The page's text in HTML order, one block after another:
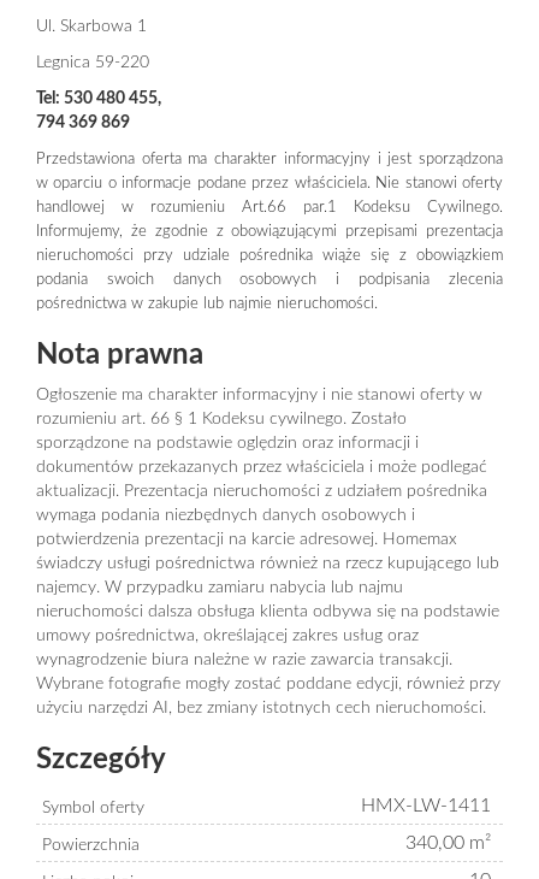
Ul. Skarbowa 1
Legnica 59-220
Tel: 530 480 455,
794 369 869
Przedstawiona oferta ma charakter informacyjny i jest sporządzona
w oparciu o informacje podane przez właściciela. Nie stanowi oferty
handlowej w rozumieniu Art.66 par.1 Kodeksu Cywilnego.
Informujemy, że zgodnie z obowiązującymi przepisami prezentacja
nieruchomości przy udziale pośrednika wiąże się z obowiązkiem
podania swoich danych osobowych i podpisania zlecenia
pośrednictwa w zakupie lub najmie nieruchomości.
Nota prawna
Ogłoszenie ma charakter informacyjny i nie stanowi oferty w
rozumieniu art. 66 § 1 Kodeksu cywilnego. Zostało
sporządzone na podstawie oględzin oraz informacji i
dokumentów przekazanych przez właściciela i może podlegać
aktualizacji. Prezentacja nieruchomości z udziałem pośrednika
wymaga podania niezbędnych danych osobowych i
potwierdzenia prezentacji na karcie adresowej. Homemax
świadczy usługi pośrednictwa również na rzecz kupującego lub
najemcy. W przypadku zamiaru nabycia lub najmu
nieruchomości dalsza obsługa klienta odbywa się na podstawie
umowy pośrednictwa, określającej zakres usług oraz
wynagrodzenie biura należne w razie zawarcia transakcji.
Wybrane fotografie mogły zostać poddane edycji, również przy
użyciu narzędzi AI, bez zmiany istotnych cech nieruchomości.
Szczegóły
Symbol oferty HMX-LW-1411
Powierzchnia 340,00 m²